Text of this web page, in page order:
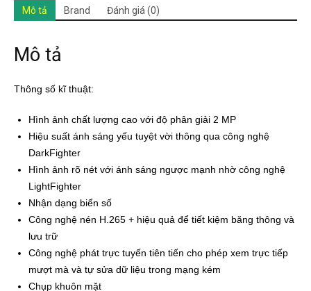
Mô tả Brand Đánh giá (0)
Mô tả
Thông số kĩ thuật:
Hình ảnh chất lượng cao với độ phân giải 2 MP
Hiệu suất ánh sáng yếu tuyệt vời thông qua công nghệ
DarkFighter
Hình ảnh rõ nét với ánh sáng ngược mạnh nhờ công nghệ
LightFighter
Nhận dạng biển số
Công nghệ nén H.265 + hiệu quả để tiết kiệm băng thông và
lưu trữ
Công nghệ phát trực tuyến tiên tiến cho phép xem trực tiếp
mượt mà và tự sửa dữ liệu trong mạng kém
Chụp khuôn mặt